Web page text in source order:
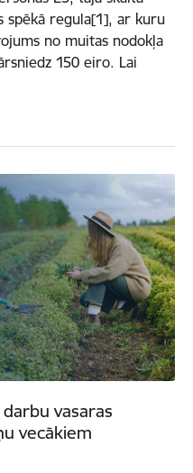
spēkā regula[1], ar kuru
no muitas nodokļa
150 eiro. Lai
vasaras
vecākiem